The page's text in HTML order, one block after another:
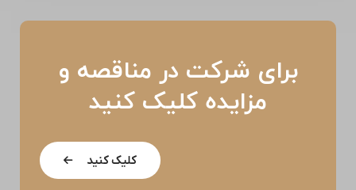
برای شرکت در مناقصه و
مزایده کلیک کنید
کلیک کنید